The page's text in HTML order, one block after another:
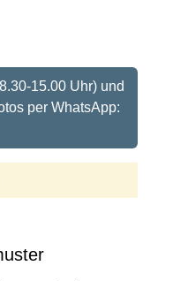
15.00 Uhr) und
per WhatsApp: